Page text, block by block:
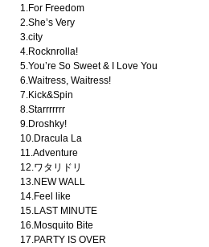
1.For Freedom
2.She’s Very
3.city
4.Rocknrolla!
5.You’re So Sweet & I Love You
6.Waitress, Waitress!
7.Kick&Spin
8.Starrrrrrr
9.Droshky!
10.Dracula La
11.Adventure
12.ワタリドリ
13.NEW WALL
14.Feel like
15.LAST MINUTE
16.Mosquito Bite
17.PARTY IS OVER